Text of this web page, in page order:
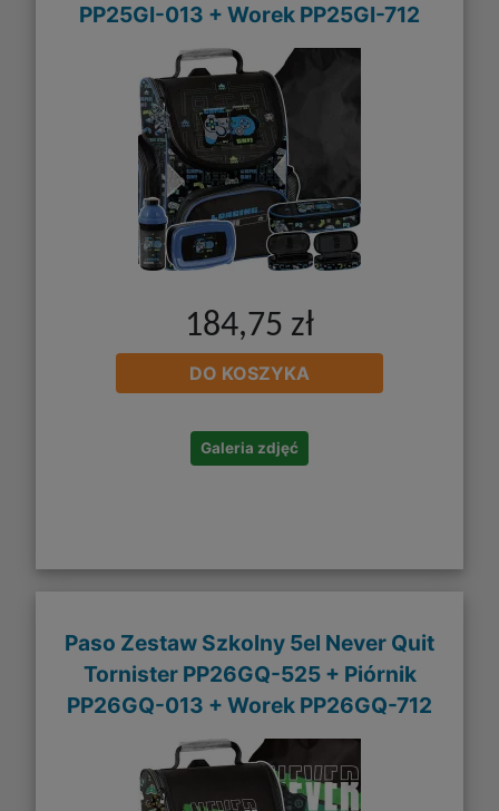
PP25GI-013 + Worek PP25GI-712
184,75 zł
DO KOSZYKA
Galeria zdjęć
Paso Zestaw Szkolny 5el Never Quit
Tornister PP26GQ-525 + Piórnik
PP26GQ-013 + Worek PP26GQ-712